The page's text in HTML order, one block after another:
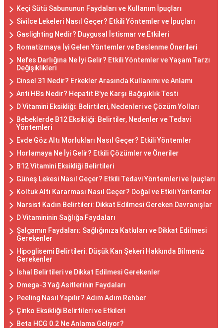
Keçi Sütü Sabununun Faydaları ve Kullanım İpuçları
Sivilce Lekeleri Nasıl Geçer? Etkili Yöntemler ve İpuçları
Gaslighting Nedir? Duygusal İstismar ve Etkileri
Romatizmaya İyi Gelen Yöntemler ve Beslenme Önerileri
Nefes Darlığına Ne İyi Gelir? Etkili Yöntemler ve Yaşam Tarzı
Değişiklikleri
Cinsel 31 Nedir? Erkekler Arasında Kullanımı ve Anlamı
Anti HBs Nedir? Hepatit B'ye Karşı Bağışıklık Testi
D Vitamini Eksikliği: Belirtileri, Nedenleri ve Çözüm Yolları
Bebeklerde B12 Eksikliği: Belirtiler, Nedenler ve Tedavi
Yöntemleri
Evde Göz Altı Morlukları Nasıl Geçer? Etkili Yöntemler
Horlamaya Ne İyi Gelir? Etkili Çözümler ve Öneriler
B12 Vitamini Eksikliği Belirtileri
Güneş Lekesi Nasıl Geçer? Etkili Tedavi Yöntemleri ve İpuçları
Koltuk Altı Kararması Nasıl Geçer? Doğal ve Etkili Yöntemler
Narsist Kadın Belirtileri: Dikkat Edilmesi Gereken Davranışlar
D Vitamininin Sağlığa Faydaları
Şalgamın Faydaları: Sağlığınıza Katkıları ve Dikkat Edilmesi
Gerekenler
Hipoglisemi Belirtileri: Düşük Kan Şekeri Hakkında Bilmeniz
Gerekenler
İshal Belirtileri ve Dikkat Edilmesi Gerekenler
Omega-3 Yağ Asitlerinin Faydaları
Peeling Nasıl Yapılır? Adım Adım Rehber
Çinko Eksikliği Belirtileri ve Etkileri
Beta HCG 0.2 Ne Anlama Geliyor?